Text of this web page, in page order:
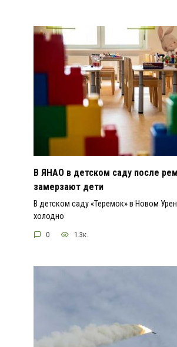
В ЯНАО в детском саду после
замерзают дети
В детском саду «Теремок» в Новом
холодно
0 1.3к.